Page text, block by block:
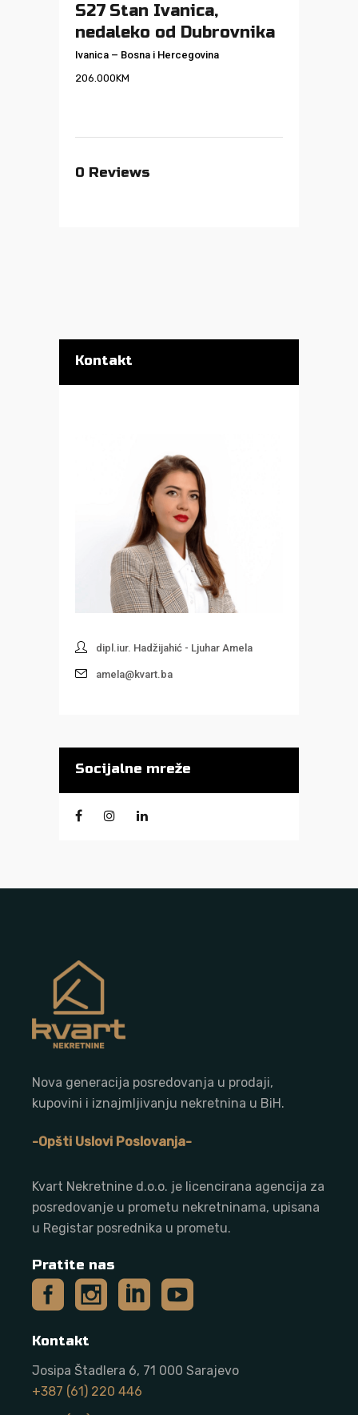
S27 Stan Ivanica,
nedaleko od Dubrovnika
Ivanica – Bosna i Hercegovina
206.000KM
0 Reviews
Kontakt
dipl.iur. Hadžijahić - Ljuhar Amela
amela@kvart.ba
Socijalne mreže
Nova generacija posredovanja u prodaji,
kupovini i iznajmljivanju nekretnina u BiH.
-Opšti Uslovi Poslovanja-
Kvart Nekretnine d.o.o. je licencirana agencija za
posredovanje u prometu nekretninama, upisana
u Registar posrednika u prometu.
Pratite nas
Kontakt
Josipa Štadlera 6, 71 000 Sarajevo
+387 (61) 220 446